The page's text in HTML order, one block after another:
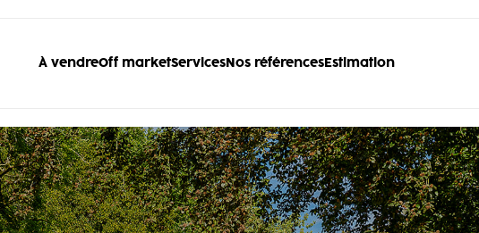
À vendreOff marketServices Nos références Estimation